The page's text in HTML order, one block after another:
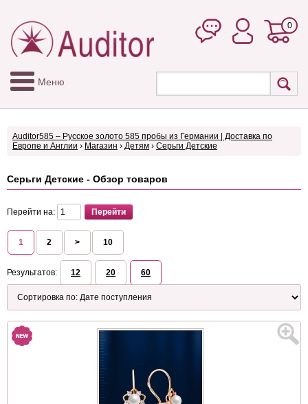
0
Меню
Auditor585 – Русское золото 585 пробы из Германии | Доставка по
Европе и Англии › Магазин › Детям › Серьги Детские
Серьги Детские - Обзор товаров
Перейти на:
1 2 > 10
Результатов: 12 20 60